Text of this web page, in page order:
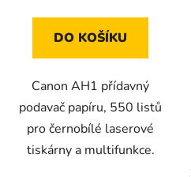
DO KOŠÍKU
Canon AH1 přídavný
podavač papíru, 550 listů
pro černobílé laserové
tiskárny a multifunkce.